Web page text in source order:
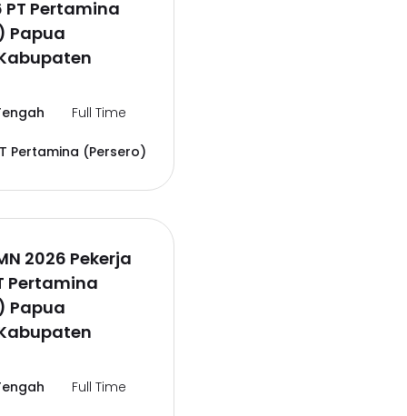
PT Pertamina
Papua
Full Time
Pertamina (Persero)
2026 Pekerja
Pertamina
Papua
Full Time